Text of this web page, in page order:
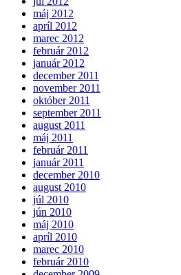
máj 2012
apríl 2012
marec 2012
február 2012
január 2012
december 2011
november 2011
október 2011
september 2011
august 2011
máj 2011
február 2011
január 2011
december 2010
august 2010
júl 2010
jún 2010
máj 2010
apríl 2010
marec 2010
február 2010